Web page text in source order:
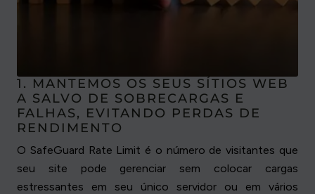
1. MANTEMOS OS SEUS SÍTIOS WEB
A SALVO DE SOBRECARGAS E
FALHAS, EVITANDO PERDAS DE
RENDIMENTO
O SafeGuard Rate Limit é o número de visitantes que
seu site pode gerenciar sem colocar cargas
estressantes em seu único servidor ou em vários